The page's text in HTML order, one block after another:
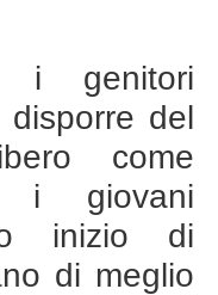
i genitori
del
come
i giovani
inizio di
di meglio